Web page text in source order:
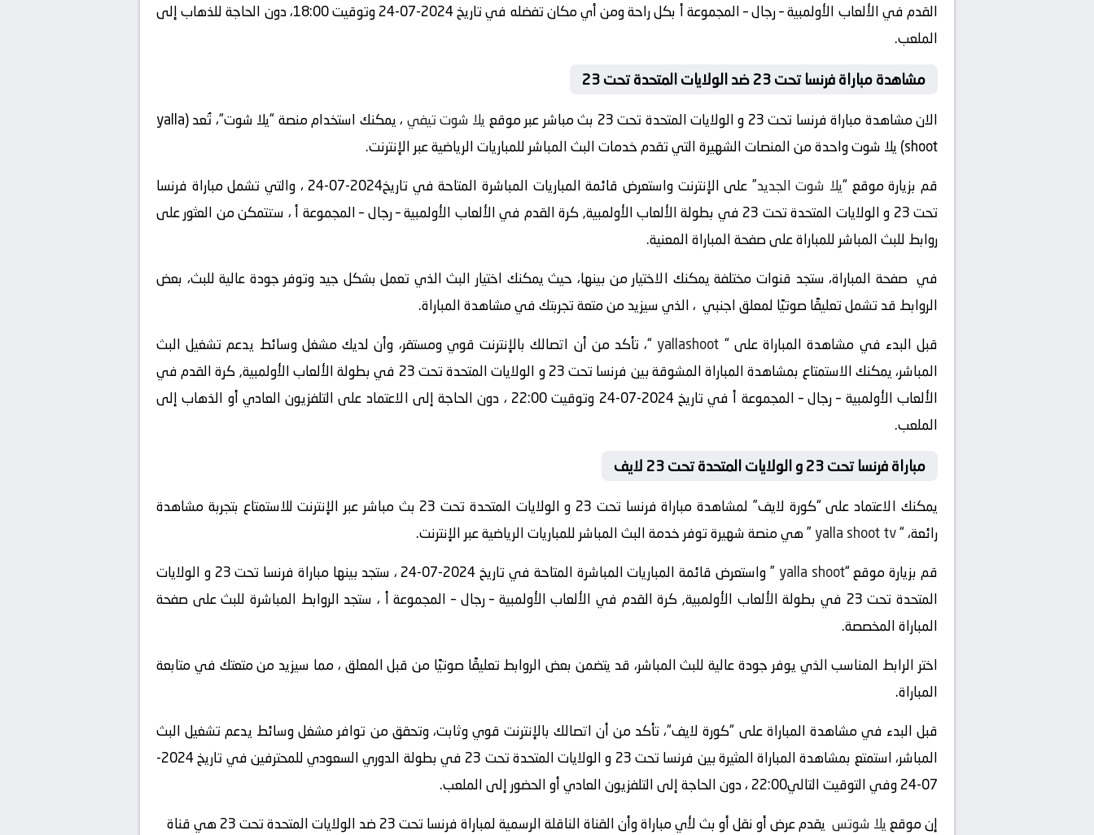
القدم في الألعاب الأولمبية – رجال – المجموعة أ بكل راحة ومن أي مكان تفضله في تاريخ 2024-07-24 وتوقيت 18:00، دون الحاجة للذهاب إلى
الملعب.
مشاهدة مباراة فرنسا تحت 23 ضد الولايات المتحدة تحت 23
الان مشاهدة مباراة فرنسا تحت 23 و الولايات المتحدة تحت 23 بث مباشر عبر موقع يلا شوت تيفي
، يمكنك استخدام منصة “يلا شوت“، تُعد (yalla
shoot) يلا شوت واحدة من المنصات الشهيرة التي تقدم خدمات البث المباشر للمباريات الرياضية عبر الإنترنت.
قم بزيارة موقع “يلا شوت الجديد
” على الإنترنت واستعرض قائمة المباريات المباشرة المتاحة في تاريخ2024-07-24 ، والتي تشمل مباراة فرنسا
تحت 23 و الولايات المتحدة تحت 23 في بطولة الألعاب الأولمبية, كرة القدم في الألعاب الأولمبية – رجال – المجموعة أ ، ستتمكن من العثور على
روابط للبث المباشر للمباراة على صفحة المباراة المعنية.
في صفحة المباراة، ستجد قنوات مختلفة يمكنك الاختيار من بينها، حيث يمكنك اختيار البث الذي تعمل بشكل جيد وتوفر جودة عالية للبث، بعض
الروابط قد تشمل تعليقًا صوتيًا لمعلق اجنبي ، الذي سيزيد من متعة تجربتك في مشاهدة المباراة.
قبل البدء في مشاهدة المباراة على “
“، تأكد من أن اتصالك بالإنترنت قوي ومستقر، وأن لديك مشغل وسائط يدعم تشغيل البث
المباشر، يمكنك الاستمتاع بمشاهدة المباراة المشوقة بين فرنسا تحت 23 و الولايات المتحدة تحت 23 في بطولة الألعاب الأولمبية, كرة القدم في
الألعاب الأولمبية – رجال – المجموعة أ في تاريخ 2024-07-24 وتوقيت 22:00 ، دون الحاجة إلى الاعتماد على التلفزيون العادي أو الذهاب إلى
الملعب.
مباراة فرنسا تحت 23 و الولايات المتحدة تحت 23 لايف
يمكنك الاعتماد على “كورة لايف” لمشاهدة مباراة فرنسا تحت 23 و الولايات المتحدة تحت 23 بث مباشر عبر الإنترنت للاستمتاع بتجربة مشاهدة
رائعة، “yalla shoot tv” هي منصة شهيرة توفر خدمة البث المباشر للمباريات الرياضية عبر الإنترنت.
قم بزيارة موقع “yalla shoot
” واستعرض قائمة المباريات المباشرة المتاحة في تاريخ 2024-07-24 ، ستجد بينها مباراة فرنسا تحت 23 و الولايات
المتحدة تحت 23 في بطولة الألعاب الأولمبية, كرة القدم في الألعاب الأولمبية – رجال – المجموعة أ ، ستجد الروابط المباشرة للبث على صفحة
المباراة المخصصة.
اختر الرابط المناسب الذي يوفر جودة عالية للبث المباشر، قد يتضمن بعض الروابط تعليقًا صوتيًا من قبل المعلق ، مما سيزيد من متعتك في متابعة
المباراة.
قبل البدء في مشاهدة المباراة على “كورة لايف“، تأكد من أن اتصالك بالإنترنت قوي وثابت، وتحقق من توافر مشغل وسائط يدعم تشغيل البث
المباشر، استمتع بمشاهدة المباراة المثيرة بين فرنسا تحت 23 و الولايات المتحدة تحت 23 في بطولة الدوري السعودي للمحترفين في تاريخ 2024-
07-24 وفي التوقيت التالي22:00 ، دون الحاجة إلى التلفزيون العادي أو الحضور إلى الملعب.
إن موقعيلا شوتس يقدم عرض أو نقل أو بث لأي مباراة وأن القناة الناقلة الرسمية لمباراة فرنسا تحت 23 ضد الولايات المتحدة تحت 23 هي قناة